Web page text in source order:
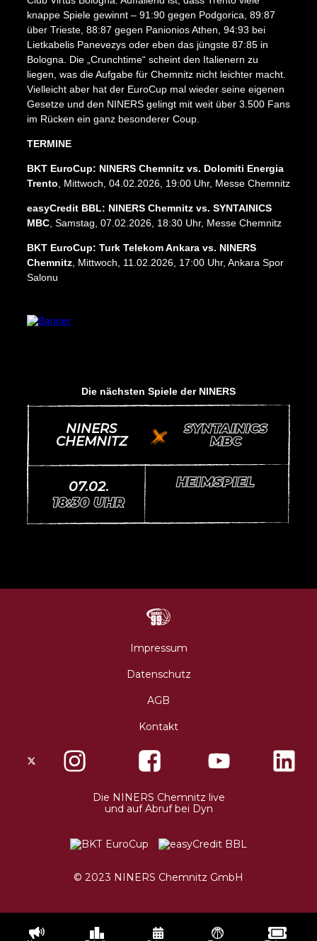
Impressum Datenschutz AGB
knappe Spiele gewinnt – 91:90 gegen Podgorica, 89:87
über Trieste, 88:87 gegen Panionios Athen, 94:93 bei
Lietkabelis Panevezys oder eben das jüngste 87:85 in
Bologna. Die „Crunchtime“ scheint den Italienern zu
liegen, was die Aufgabe für Chemnitz nicht leichter macht.
Vielleicht aber hat der EuroCup mal wieder seine eigenen
Gesetze und den NINERS gelingt mit weit über 3.500 Fans
im Rücken ein ganz besonderer Coup.
TERMINE
BKT EuroCup: NINERS Chemnitz vs. Dolomiti Energia
Trento , Mittwoch, 04.02.2026, 19:00 Uhr, Messe Chemnitz
easyCredit BBL: NINERS Chemnitz vs. SYNTAINICS
MBC , Samstag, 07.02.2026, 18:30 Uhr, Messe Chemnitz
BKT EuroCup: Turk Telekom Ankara vs. NINERS
Chemnitz , Mittwoch, 11.02.2026, 17:00 Uhr, Ankara Spor
Salonu
Die nächsten Spiele der NINERS
NINERS
CHEMNITZ vs.
SYNTAINICS
MBC
HEIMSPIEL
07.02.
18:30 UHR
Impressum
Datenschutz
AGB
Kontakt
Instagram
Die NINERS Chemnitz live
und auf Abruf bei Dyn
© 2023 NINERS Chemnitz GmbH